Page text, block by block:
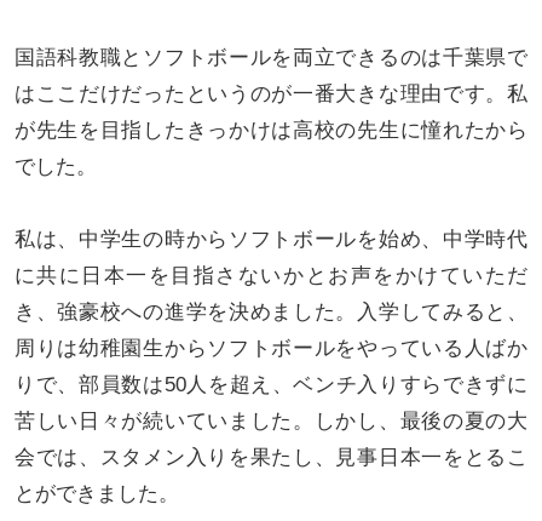
国語科教職とソフトボールを両立できるのは千葉県で
はここだけだったというのが一番大きな理由です。私
が先生を目指したきっかけは高校の先生に憧れたから
でした。
私は、中学生の時からソフトボールを始め、中学時代
に共に日本一を目指さないかとお声をかけていただ
き、強豪校への進学を決めました。入学してみると、
周りは幼稚園生からソフトボールをやっている人ばか
りで、部員数は50人を超え、ベンチ入りすらできずに
苦しい日々が続いていました。しかし、最後の夏の大
会では、スタメン入りを果たし、見事日本一をとるこ
とができました。